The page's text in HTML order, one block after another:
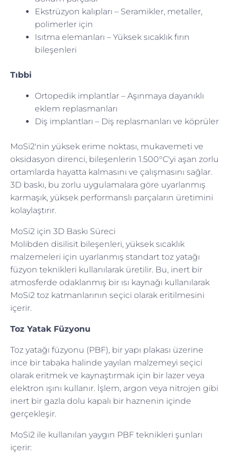
Ekstrüzyon kalıpları – Seramikler, metaller,
polimerler için
Isıtma elemanları – Yüksek sıcaklık fırın
bileşenleri
Tıbbi
Ortopedik implantlar – Aşınmaya dayanıklı
eklem replasmanları
Diş implantları – Diş replasmanları ve köprüler
MoSi2'nin yüksek erime noktası, mukavemeti ve
oksidasyon direnci, bileşenlerin 1.500°C'yi aşan zorlu
ortamlarda hayatta kalmasını ve çalışmasını sağlar.
3D baskı, bu zorlu uygulamalara göre uyarlanmış
karmaşık, yüksek performanslı parçaların üretimini
kolaylaştırır.
MoSi2 için 3D Baskı Süreci
Molibden disilisit bileşenleri, yüksek sıcaklık
malzemeleri için uyarlanmış standart toz yatağı
füzyon teknikleri kullanılarak üretilir. Bu, inert bir
atmosferde odaklanmış bir ısı kaynağı kullanılarak
MoSi2 toz katmanlarının seçici olarak eritilmesini
içerir.
Toz Yatak Füzyonu
Toz yatağı füzyonu (PBF), bir yapı plakası üzerine
ince bir tabaka halinde yayılan malzemeyi seçici
olarak eritmek ve kaynaştırmak için bir lazer veya
elektron ışını kullanır. İşlem, argon veya nitrojen gibi
inert bir gazla dolu kapalı bir haznenin içinde
gerçekleşir.
MoSi2 ile kullanılan yaygın PBF teknikleri şunları
içerir: